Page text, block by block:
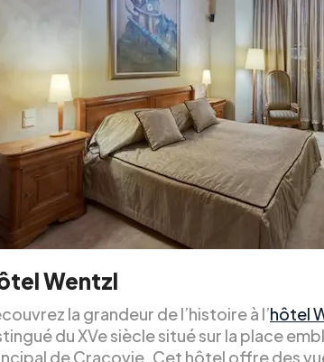
Wentzl
la grandeur de l’histoire à l’hôtel
du XVe siècle situé sur la place
de Cracovie. Cet hôtel offre des